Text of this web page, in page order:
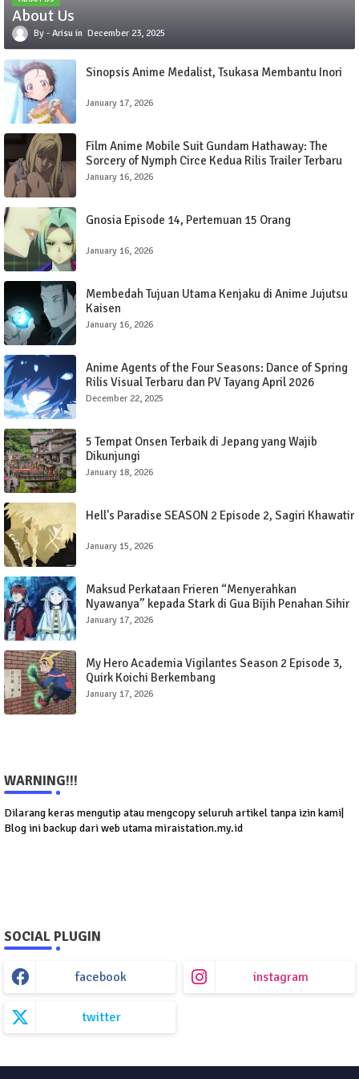
About Us
Arisu December 23, 2025
Sinopsis Anime Medalist, Tsukasa Membantu Inori
January 17, 2026
Film Anime Mobile Suit Gundam Hathaway: The
Sorcery of Nymph Circe Kedua Rilis Trailer Terbaru
dengan Lagu OP oleh SZA
January 16, 2026
Gnosia Episode 14, Pertemuan 15 Orang
January 16, 2026
Membedah Tujuan Utama Kenjaku di Anime Jujutsu
Kaisen
January 16, 2026
Anime Agents of the Four Seasons: Dance of Spring
Rilis Visual Terbaru dan PV Tayang April 2026
December 22, 2025
5 Tempat Onsen Terbaik di Jepang yang Wajib
Dikunjungi
January 18, 2026
Hell's Paradise SEASON 2 Episode 2, Sagiri Khawatir
January 15, 2026
Maksud Perkataan Frieren “Menyerahkan
Nyawanya” kepada Stark di Gua Bijih Penahan Sihir
dalam Frieren: Beyond The Journey’s End
January 17, 2026
My Hero Academia Vigilantes Season 2 Episode 3,
Quirk Koichi Berkembang
January 17, 2026
WARNING!!!
Dilarang keras mengutip atau mengcopy seluruh artikel tanpa izin kami|
Blog ini backup dari web utama miraistation.my.id
SOCIAL PLUGIN
facebook instagram
twitter